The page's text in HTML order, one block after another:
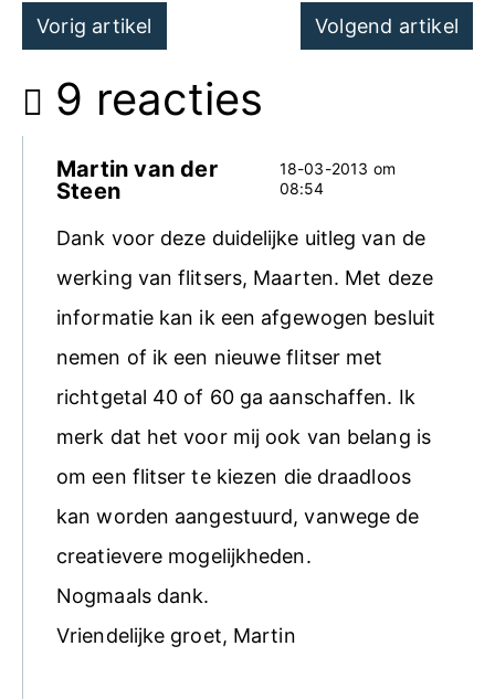
Post
navigation
Vorig artikel Volgend artikel
9 reacties
Martin van der
Steen
18-03-2013 om
08:54
Dank voor deze duidelijke uitleg van de
werking van flitsers, Maarten. Met deze
informatie kan ik een afgewogen besluit
nemen of ik een nieuwe flitser met
richtgetal 40 of 60 ga aanschaffen. Ik
merk dat het voor mij ook van belang is
om een flitser te kiezen die draadloos
kan worden aangestuurd, vanwege de
creatievere mogelijkheden.
Nogmaals dank.
Vriendelijke groet, Martin